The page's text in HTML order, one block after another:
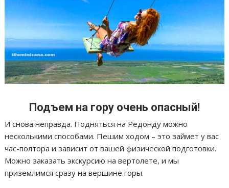
Подъем на гору очень опасный!
И снова неправда. Подняться на Редонду можно
несколькими способами. Пешим ходом – это займет у вас
час-полтора и зависит от вашей физической подготовки.
Можно заказать экскурсию на вертолете, и мы
приземлимся сразу на вершине горы.